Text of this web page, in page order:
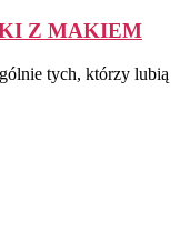
Z MAKIEM
tych, którzy lubią